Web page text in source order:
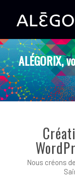
ALÉGORIX,
Nous créons